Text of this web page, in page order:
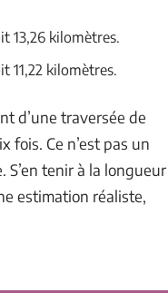
13,26 kilomètres.
11,22 kilomètres.
d’une traversée de
fois. Ce n’est pas un
tenir à la longueur
estimation réaliste,